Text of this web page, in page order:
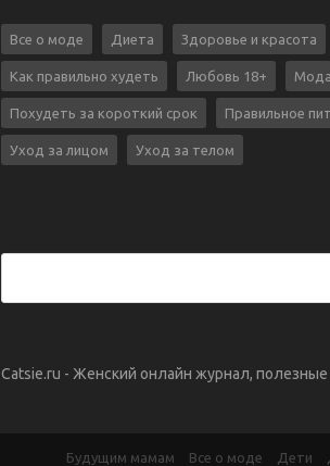
Все о моде Диета Здоровье и красота
Как правильно худеть Любовь 18+
Похудеть за короткий срок Правильное
Уход за лицом Уход за телом
Catsie.ru - Женский онлайн журнал,
Будущим мамам Все о моде Дети